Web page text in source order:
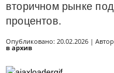
вторичном рынке
процентов.
Опубликовано: 20.02.2026 |
в архив